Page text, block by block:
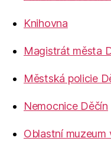
Knihovna
Magistrát města
Městská policie
Nemocnice Děčín
Oblastní muzeum